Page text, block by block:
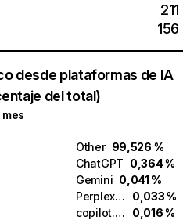
211
156
desde plataformas de IA
del total)
Other 99,526 %
ChatGPT 0,364 %
Gemini 0,041 %
Perplexity
0,033 %
copilot.microsoft.com
0,016 %